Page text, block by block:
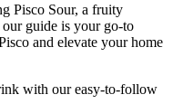
Pisco Sour, a fruity
guide is your go-to
and elevate your home
with our easy-to-follow